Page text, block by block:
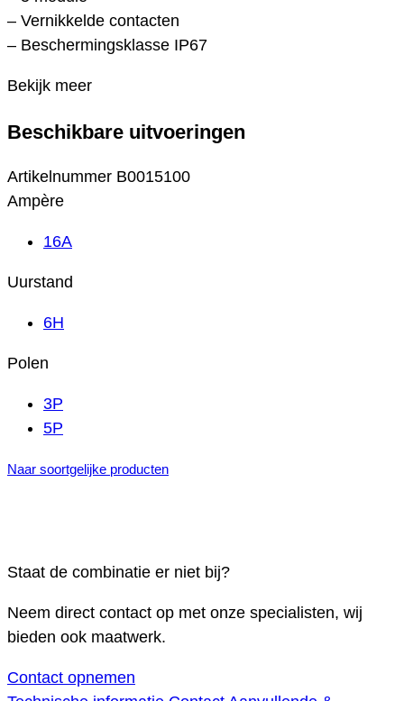
– Vernikkelde contacten
– Beschermingsklasse IP67
Bekijk meer
Beschikbare uitvoeringen
Artikelnummer B0015100
Ampère
16A
Uurstand
6H
Polen
3P
5P
Naar soortgelijke producten
Staat de combinatie er niet bij?
Neem direct contact op met onze specialisten, wij
bieden ook maatwerk.
Contact opnemen